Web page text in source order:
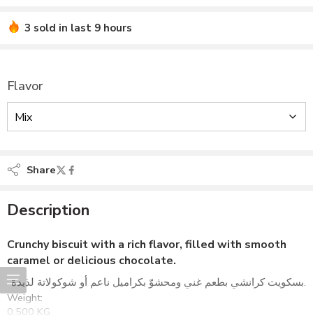
3 sold in last 9 hours
Flavor
Share
Description
Crunchy biscuit with a rich flavor, filled with smooth
caramel or delicious chocolate.
بسكويت كرانشي بطعم غني ومحشوّ بكراميل ناعم أو شوكولاتة لذيذة.
Weight:
0.500 KG